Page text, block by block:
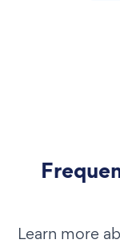
Learn more